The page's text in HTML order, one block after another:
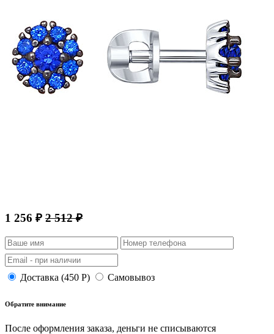
1 256 ₽ 2 512 ₽
Доставка (450 Р) Самовывоз
Обратите внимание
После оформления заказа, деньги не списываются